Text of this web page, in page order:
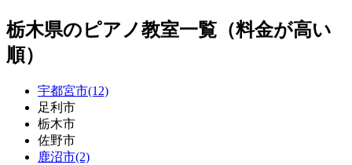
栃木県のピアノ教室一覧（料金が高い
順）
宇都宮市(12)
足利市
栃木市
佐野市
鹿沼市(2)